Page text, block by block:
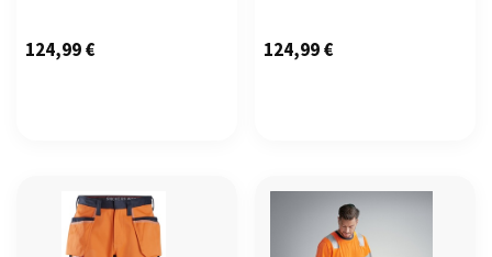
124,99€ 124,99€